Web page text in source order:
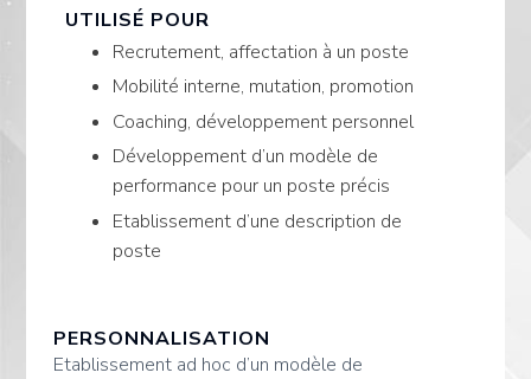
UTILISÉ POUR
Recrutement, affectation à un poste
Mobilité interne, mutation, promotion
Coaching, développement personnel
Développement d’un modèle de
performance pour un poste précis
Etablissement d’une description de
poste
PERSONNALISATION
Etablissement ad hoc d’un modèle de